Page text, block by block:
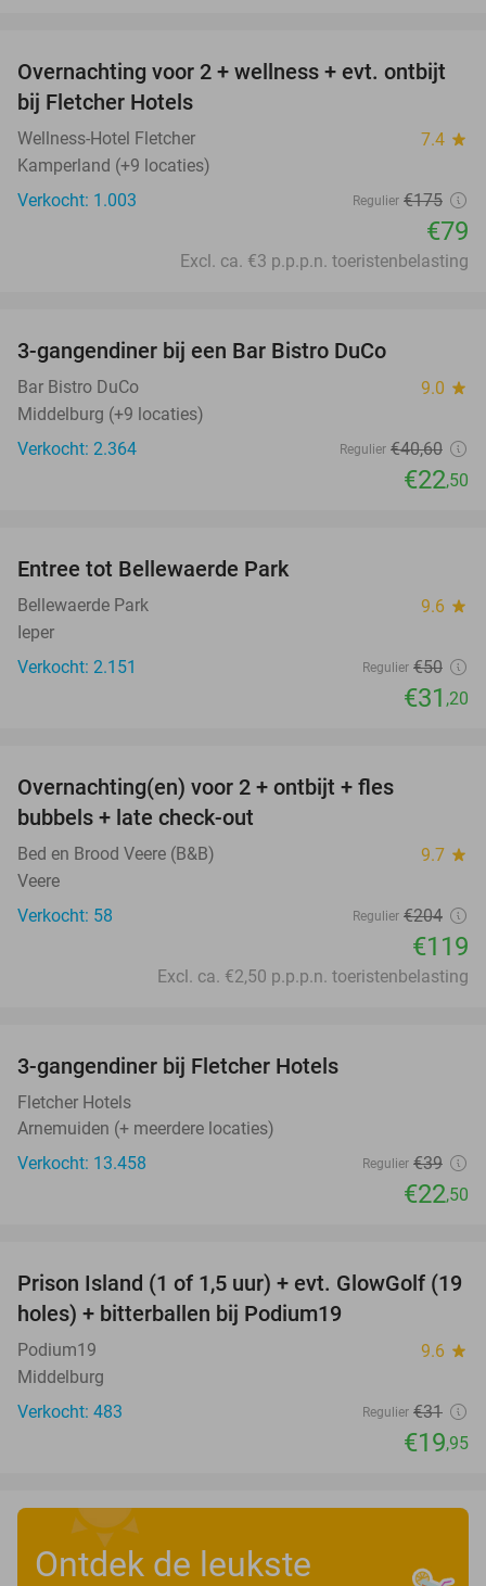
55%
Overnachting voor 2 + wellness + evt. ontbijt
bij Fletcher Hotels
Wellness-Hotel Fletcher 7.4 star
Kamperland (+9 locaties)
Verkocht: 1.003
Regulier €175
€79
Excl. ca. €3 p.p.p.n. toeristenbelasting
3-gangendiner bij een Bar Bistro DuCo
Bar Bistro DuCo 9.0 star
Middelburg (+9 locaties)
Verkocht: 2.364
Regulier €40,60
€22,50
Entree tot Bellewaerde Park
Bellewaerde Park 9.6 star
Ieper
Verkocht: 2.151
Regulier €50
€31 ,20
Overnachting(en) voor 2 + ontbijt + fles
bubbels + late check-out
Bed en Brood Veere (B&B) 9.7 star
Veere
Verkocht: 58
Regulier €204
€119
Excl. ca. €2,50 p.p.p.n. toeristenbelasting
3-gangendiner bij Fletcher Hotels
Fletcher Hotels
Arnemuiden (+ meerdere locaties)
Verkocht: 13.458
Regulier €39
€22,50
36%
Prison Island (1 of 1,5 uur) + evt. GlowGolf (19
holes) + bitterballen bij Podium19
Podium19 9.6 star
Middelburg
Verkocht: 483
Regulier €31
€19,95
Ontdek de leukste